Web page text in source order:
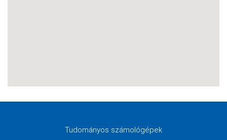
Tudományos számológépek